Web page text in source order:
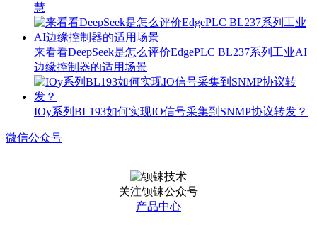
慧
来看看DeepSeek是怎么评价EdgePLC BL237系列工业AI
边缘控制器的适用场景
IOy系列BL193如何实现IO信号采集到SNMP协议转发？
微信公众号
关注钡铼公众号
产品中心